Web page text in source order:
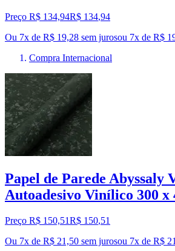
Preço R$ 134,94R$ 134,94
Ou 7x de R$ 19,28 sem jurosou 7x de R$
Compra Internacional
Papel de Parede Abyssaly
Autoadesivo Vinílico 300 x
Preço R$ 150,51R$ 150,51
Ou 7x de R$ 21,50 sem jurosou 7x de R$